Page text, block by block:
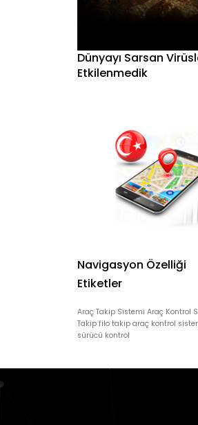
Dünyayı Sarsan
Etkilenmedik
Navigasyon Özelliği
Etiketler
Araç Takip Sistemi Araç Kontrol
Takip filo takip araç kontrol
sürücü kontrol